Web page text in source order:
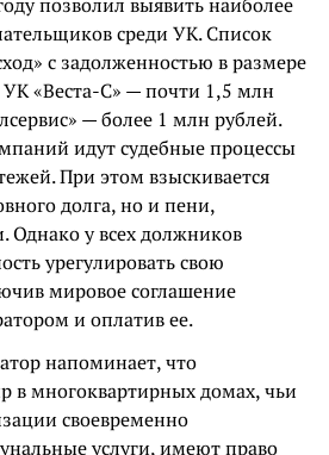
среди УК. Список
с задолженностью в размере
«Веста-С» — почти 1,5 млн
— более 1 млн рублей.
идут судебные процессы
При этом взыскивается
долга, но и пени,
Однако у всех должников
урегулировать свою
мировое соглашение
и оплатив ее.
напоминает, что
в многоквартирных домах, чьи
своевременно
услуги, имеют право